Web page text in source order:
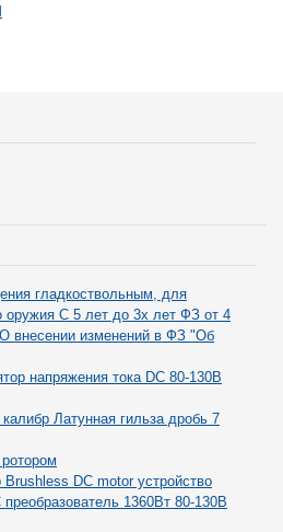
гладкоствольным, для
оружия С 5 лет до 3х лет ФЗ от 4
внесении изменений в ФЗ "Об
напряжения тока DC 80-130В
Латунная гильза дробь 7
DC motor устройство
1360Вт 80-130В